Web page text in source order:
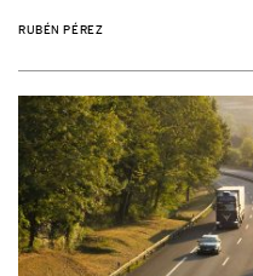
RUBÉN PÉREZ